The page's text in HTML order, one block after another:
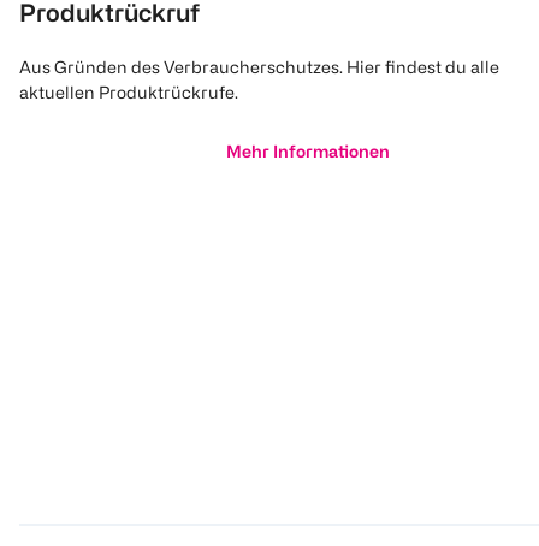
Produktrückruf
Aus Gründen des Verbraucherschutzes. Hier findest du alle
aktuellen Produktrückrufe.
Mehr Informationen